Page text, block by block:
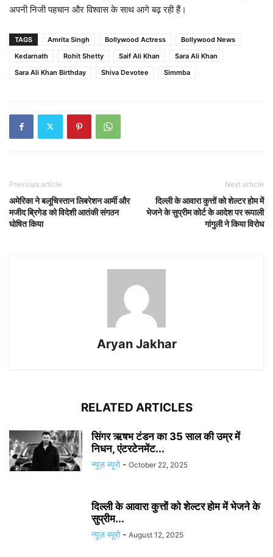
अपनी निजी पहचान और विश्वास के साथ आगे बढ़ रही हैं।
TAGS Amrita Singh Bollywood Actress
Bollywood News
Kedarnath
Rohit Shetty Saif Ali Khan
Sara Ali Khan
Sara Ali Khan Birthday
Shiva Devotee Simmba
Previous article
अमेरिका ने बलूचिस्तान लिबरेशन आर्मी और
मजीद ब्रिगेड को विदेशी आतंकी संगठन
घोषित किया
Next article
दिल्ली के आवारा कुत्तों को शेल्टर होम में
भेजने के सुप्रीम कोर्ट के आदेश पर रूपाली
गांगुली ने किया विरोध
Aryan Jakhar
RELATED ARTICLES
सिंगर ऋषभ टंडन का 35 साल की उम्र में
निधन, एंटरटेनमेंट...
न्यूज़ ब्यूरो - October 22, 2025
दिल्ली के आवारा कुत्तों को शेल्टर होम में भेजने के
सुप्रीम...
न्यूज़ ब्यूरो - August 12, 2025